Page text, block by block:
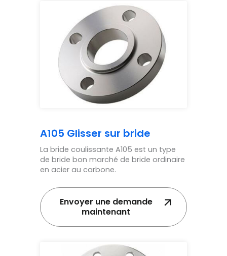
A105 Glisser sur bride
La bride coulissante A105 est un type
de bride bon marché de bride ordinaire
en acier au carbone.
Envoyer une demande
maintenant